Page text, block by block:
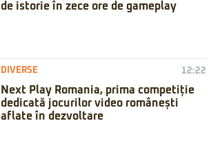
de istorie în zece ore de gameplay
DIVERSE 12:22
Next Play Romania, prima competiție
dedicată jocurilor video românești
aflate în dezvoltare